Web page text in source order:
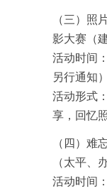
（三）
影大赛（
活动时间
另行通知）
活动形式
享，回忆
（四）
（太平、
活动时间